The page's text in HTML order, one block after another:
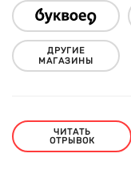
ДРУГИЕ
МАГАЗИНЫ
ЧИТАТЬ
ОТРЫВОК